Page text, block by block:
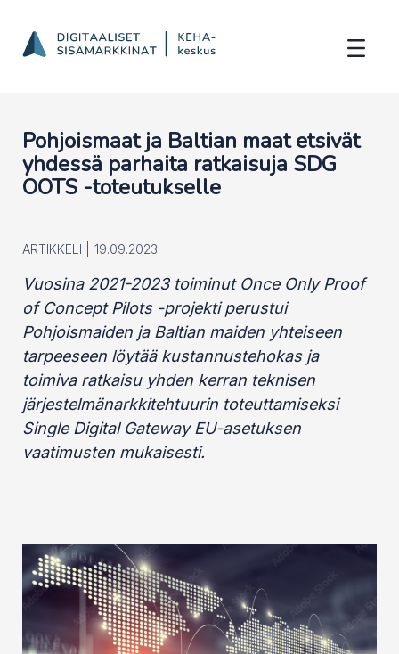
ARTIKKELI | 19.09.2023
Pohjoismaat ja Baltian maat etsivät
yhdessä parhaita ratkaisuja SDG
OOTS -toteutukselle
Vuosina 2021-2023 toiminut Once Only Proof
of Concept Pilots -projekti perustui
Pohjoismaiden ja Baltian maiden yhteiseen
tarpeeseen löytää kustannustehokas ja
toimiva ratkaisu yhden kerran teknisen
järjestelmänarkkitehtuurin toteuttamiseksi
Single Digital Gateway EU-asetuksen
vaatimusten mukaisesti.